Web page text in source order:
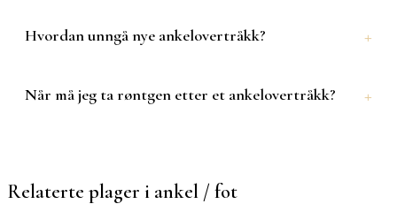
Hvordan unngå nye ankelovertråkk?
Når må jeg ta røntgen etter et ankelovertråkk?
Relaterte plager i ankel / fot